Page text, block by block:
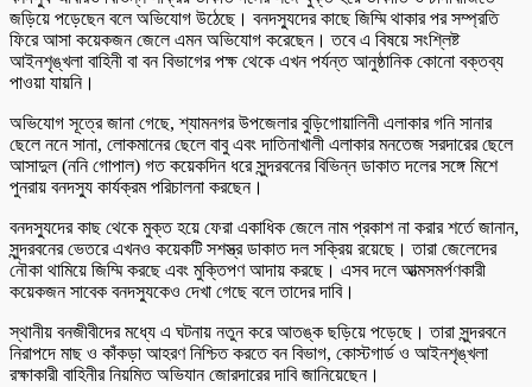
জড়িয়ে পড়েছেন বলে অভিযোগ উঠেছে। বনদস্যুদের কাছে জিম্মি থাকার পর সম্প্রতি
ফিরে আসা কয়েকজন জেলে এমন অভিযোগ করেছেন। তবে এ বিষয়ে সংশ্লিষ্ট
আইনশৃঙ্খলা বাহিনী বা বন বিভাগের পক্ষ থেকে এখন পর্যন্ত আনুষ্ঠানিক কোনো বক্তব্য
পাওয়া যায়নি।
অভিযোগ সূত্রে জানা গেছে, শ্যামনগর উপজেলার বুড়িগোয়ালিনী এলাকার গনি সানার
ছেলে ননে সানা, লোকমানের ছেলে বাবু এবং দাতিনাখালী এলাকার মনতেজ সরদারের ছেলে
আসাদুল (ননি গোপাল) গত কয়েকদিন ধরে সুন্দরবনের বিভিন্ন ডাকাত দলের সঙ্গে মিশে
পুনরায় বনদস্যু কার্যক্রম পরিচালনা করছেন।
বনদস্যুদের কাছ থেকে মুক্ত হয়ে ফেরা একাধিক জেলে নাম প্রকাশ না করার শর্তে জানান,
সুন্দরবনের ভেতরে এখনও কয়েকটি সশস্ত্র ডাকাত দল সক্রিয় রয়েছে। তারা জেলেদের
নৌকা থামিয়ে জিম্মি করছে এবং মুক্তিপণ আদায় করছে। এসব দলে আত্মসমর্পণকারী
কয়েকজন সাবেক বনদস্যুকেও দেখা গেছে বলে তাদের দাবি।
স্থানীয় বনজীবীদের মধ্যে এ ঘটনায় নতুন করে আতঙ্ক ছড়িয়ে পড়েছে। তারা সুন্দরবনে
নিরাপদে মাছ ও কাঁকড়া আহরণ নিশ্চিত করতে বন বিভাগ, কোস্টগার্ড ও আইনশৃঙ্খলা
রক্ষাকারী বাহিনীর নিয়মিত অভিযান জোরদারের দাবি জানিয়েছেন।